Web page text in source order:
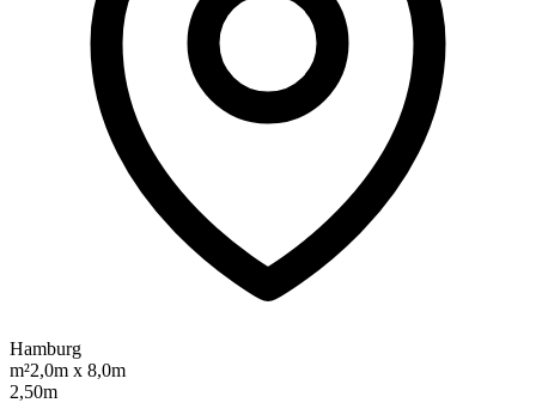
Hamburg
m²2,0m x 8,0m
2,50m